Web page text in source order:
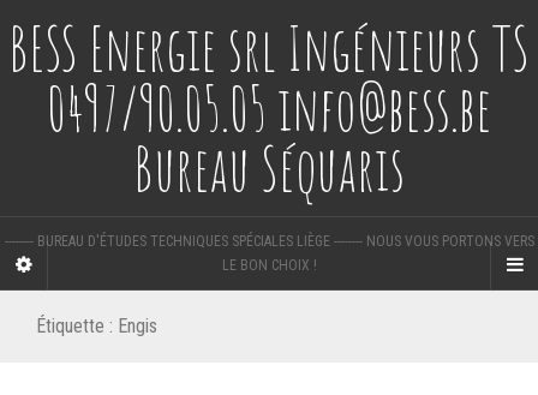
BESS Energie srl Ingénieurs TS
0497/90.05.05 info@bess.be
Bureau Séquaris
-------- BUREAU D'ÉTUDES TECHNIQUES SPÉCIALES LIÈGE -------- NOUS VOUS PORTONS VERS
LE BON CHOIX !
Étiquette : Engis